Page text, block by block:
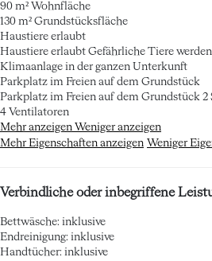
90 m² Wohnfläche
130 m² Grundstücksfläche
Haustiere erlaubt
Haustiere erlaubt Gefährliche Tiere
Klimaanlage in der ganzen Unterkunft
Parkplatz im Freien auf dem Grundstück
Parkplatz im Freien auf dem Grundstück 2
4 Ventilatoren
Mehr anzeigen Weniger anzeigen
Mehr Eigenschaften anzeigen Weniger
Verbindliche oder inbegriffene
Bettwäsche: inklusive
Endreinigung: inklusive
Handtücher: inklusive